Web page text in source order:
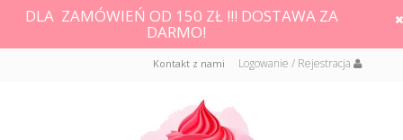
DLA ZAMÓWIEŃ OD 150 ZŁ !!! DOSTAWA ZA
DARMO!
Logowanie / Rejestracja
Kontakt z nami